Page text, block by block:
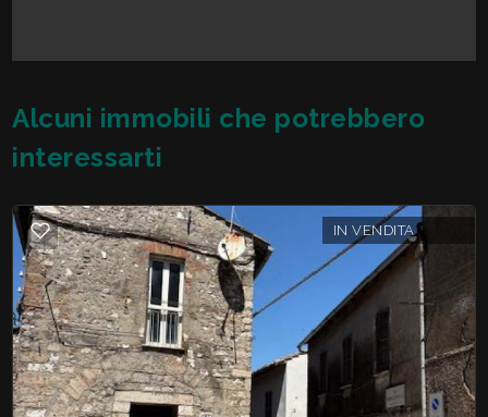
Alcuni immobili che potrebbero
interessarti
IN VENDITA